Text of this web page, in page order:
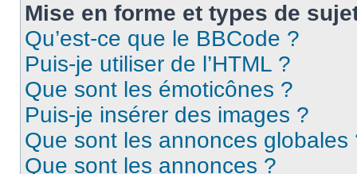
Mise en forme et types de
Qu’est-ce que le BBCode ?
Puis-je utiliser de l’HTML ?
Que sont les émoticônes ?
Puis-je insérer des images ?
Que sont les annonces globales
Que sont les annonces ?